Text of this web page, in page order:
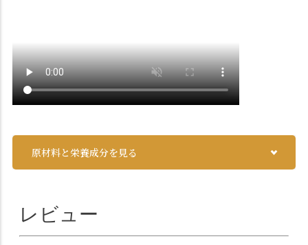
原材料と栄養成分を見る
レビュー